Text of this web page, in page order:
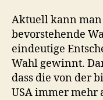
Aktuell kann man
bevorstehende
eindeutige
Wahl gewinnt.
dass die von der
USA immer mehr